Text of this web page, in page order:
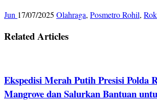
Jun 17/07/2025 Olahraga, Posmetro Rohil,
Related Articles
Ekspedisi Merah Putih Presisi Polda
Mangrove dan Salurkan Bantuan